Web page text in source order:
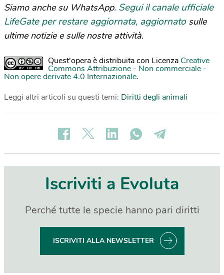
Siamo anche su WhatsApp. Segui il canale ufficiale
LifeGate per restare aggiornata, aggiornato sulle
ultime notizie e sulle nostre attività.
Quest'opera è distribuita con Licenza Creative
Commons Attribuzione - Non commerciale -
Non opere derivate 4.0 Internazionale.
Leggi altri articoli su questi temi: Diritti degli animali
Iscriviti a Evoluta
Perché tutte le specie hanno pari diritti
ISCRIVITI ALLA NEWSLETTER